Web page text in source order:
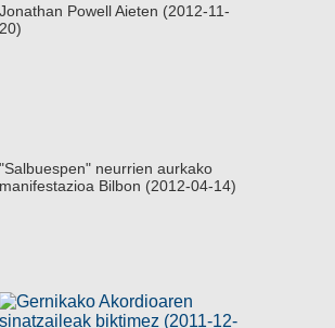
Jonathan Powell Aieten (2012-11-
20)
"Salbuespen" neurrien aurkako
manifestazioa Bilbon (2012-04-14)